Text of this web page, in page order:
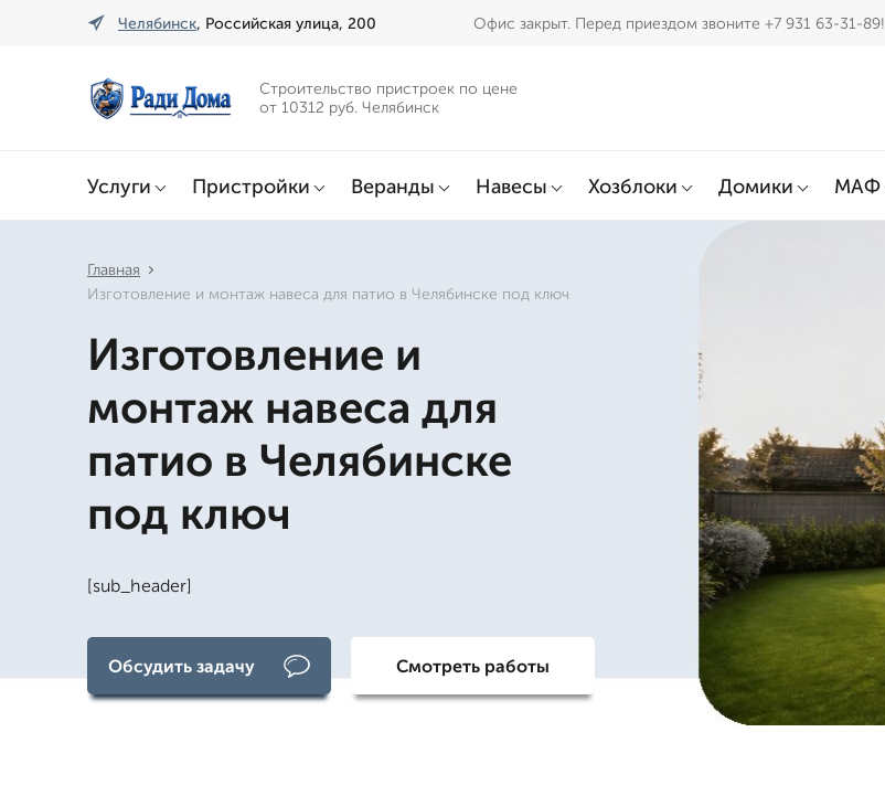
Челябинск, Российская улица, 200 Офис закрыт. Перед приездом звоните +7 931 63-31-89!
Строительство пристроек по цене
от 10312 руб. Челябинск
Услуги Пристройки Веранды Навесы Хозблоки Домики МАФ
Главная
Изготовление и монтаж навеса для патио в Челябинске под ключ
Изготовление и
монтаж навеса для
патио в Челябинске
под ключ
[sub_header]
Обсудить задачу Смотреть работы